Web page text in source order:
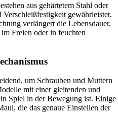
aus gehärtetem Stahl oder
gewährleistet.
verlängert die Lebensdauer,
Freien oder in feuchten
um Schrauben und Muttern
mit einer gleitenden und
Spiel in der Bewegung ist. Einige
die das genaue Einstellen der